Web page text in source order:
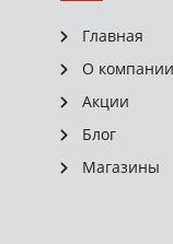
Главная
О компании
Акции
Блог
Магазины